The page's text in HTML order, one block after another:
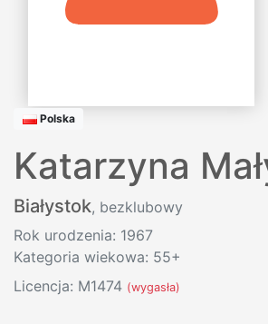
Polska
Katarzyna
Białystok, bezklubowy
Rok urodzenia: 1967
Kategoria wiekowa: 55+
Licencja: M1474 (wygasła)